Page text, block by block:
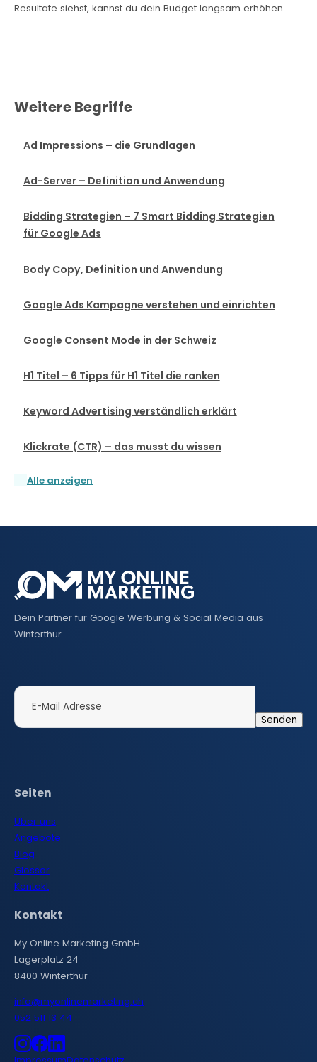
Resultate siehst, kannst du dein Budget langsam erhöhen.
Weitere Begriffe
Ad Impressions – die Grundlagen
Ad-Server – Definition und Anwendung
Bidding Strategien – 7 Smart Bidding Strategien
für Google Ads
Body Copy, Definition und Anwendung
Google Ads Kampagne verstehen und einrichten
Google Consent Mode in der Schweiz
H1 Titel – 6 Tipps für H1 Titel die ranken
Keyword Advertising verständlich erklärt
Klickrate (CTR) – das musst du wissen
Alle anzeigen
Dein Partner für Google Werbung & Social Media aus
Winterthur.
Seiten
Über uns
Angebote
Blog
Glossar
Kontakt
Kontakt
My Online Marketing GmbH
Lagerplatz 24
8400 Winterthur
info@myonlinemarketing.ch
052 511 13 44
Instagram
Facebook
LinkedIn